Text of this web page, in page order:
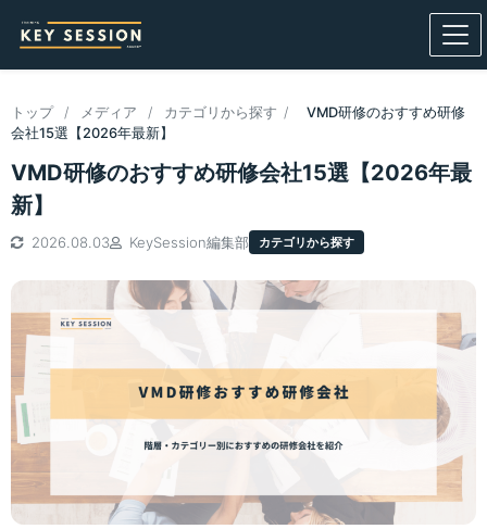
トップ / メディア / カテゴリから探す /
VMD研修のおすすめ研修
会社15選【2026年最新】
VMD研修のおすすめ研修会社15選【2026年最
新】
2026.08.03 KeySession編集部 カテゴリから探す